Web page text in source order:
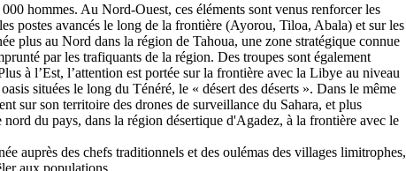
hommes. Au Nord-Ouest, ces éléments sont venus renforcer les
postes avancés le long de la frontière (Ayorou, Tiloa, Abala) et sur les
plus au Nord dans la région de Tahoua, une zone stratégique connue
par les trafiquants de la région. Des troupes sont également
à l’Est, l’attention est portée sur la frontière avec la Libye au niveau
situées le long du Ténéré, le « désert des déserts ». Dans le même
sur son territoire des drones de surveillance du Sahara, et plus
du pays, dans la région désertique d'Agadez, à la frontière avec le
auprès des chefs traditionnels et des oulémas des villages limitrophes,
aux populations.